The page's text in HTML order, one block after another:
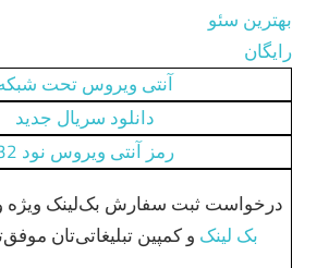
بهترین سئو
رایگان
آنتی ویروس تحت
دانلود سریال جدید
رمز آنتی ویروس نود 32
درخواست ثبت سفارش بک‌لینک ویژه
بک لینک و کمپین تبلیغاتی‌تان